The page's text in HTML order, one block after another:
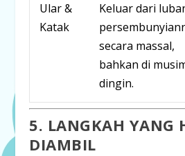
Ular &
Katak
Keluar dari
secara massal,
bahkan di
dingin.
5. LANGKAH YANG
DIAMBIL